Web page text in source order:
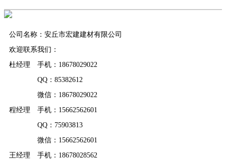
公司名称：安丘市宏建建材有限公司
欢迎联系我们：
杜经理 手机：18678029022
QQ：85382612
微信：18678029022
程经理 手机：15662562601
QQ：75903813
微信：15662562601
王经理 手机：18678028562